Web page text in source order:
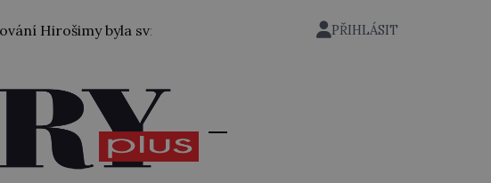
byla svržena atomová bomba i na japonské město Nagasaki.
PŘIHLÁSIT